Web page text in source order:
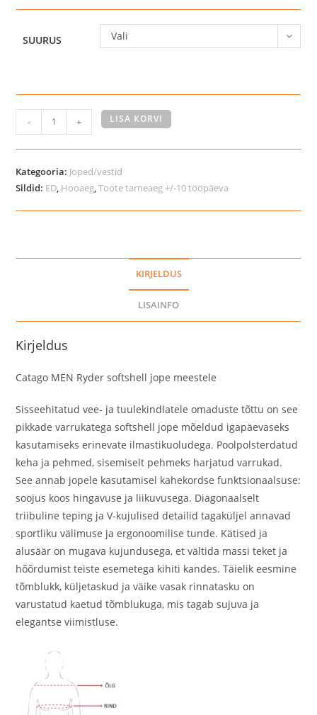
SUURUS Vali
MEN
Ryder
softshell
jope
- + LISA KORVI
Kategooria: Joped/vestid
Sildid: ED, Hooaeg,Toote tarneaeg +/-10 tööpäeva
KIRJELDUS
LISAINFO
Kirjeldus
Catago MEN Ryder softshell jope meestele
Sisseehitatud vee- ja tuulekindlatele omaduste tõttu on see
pikkade varrukatega softshell jope mõeldud igapäevaseks
kasutamiseks erinevate ilmastikuoludega. Poolpolsterdatud
keha ja pehmed, sisemiselt pehmeks harjatud varrukad.
See annab jopele kasutamisel kahekordse funktsionaalsuse:
soojus koos hingavuse ja liikuvusega. Diagonaalselt
triibuline teping ja V-kujulised detailid tagaküljel annavad
sportliku välimuse ja ergonoomilise tunde. Kätised ja
alusäär on mugava kujundusega, et vältida massi teket ja
hõõrdumist teiste esemetega kihiti kandes. Täielik eesmine
tõmblukk, küljetaskud ja väike vasak rinnatasku on
varustatud kaetud tõmblukuga, mis tagab sujuva ja
elegantse viimistluse.